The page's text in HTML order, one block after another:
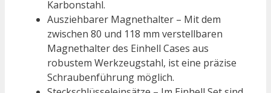
Karbonstahl.
Ausziehbarer Magnethalter – Mit dem
zwischen 80 und 118 mm verstellbaren
Magnethalter des Einhell Cases aus
robustem Werkzeugstahl, ist eine präzise
Schraubenführung möglich.